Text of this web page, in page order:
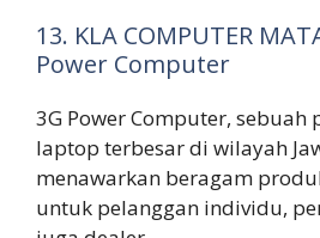
13. KLA COMPUTER
Power Computer
3G Power Computer, sebuah
laptop terbesar di wilayah
menawarkan beragam
untuk pelanggan individu,